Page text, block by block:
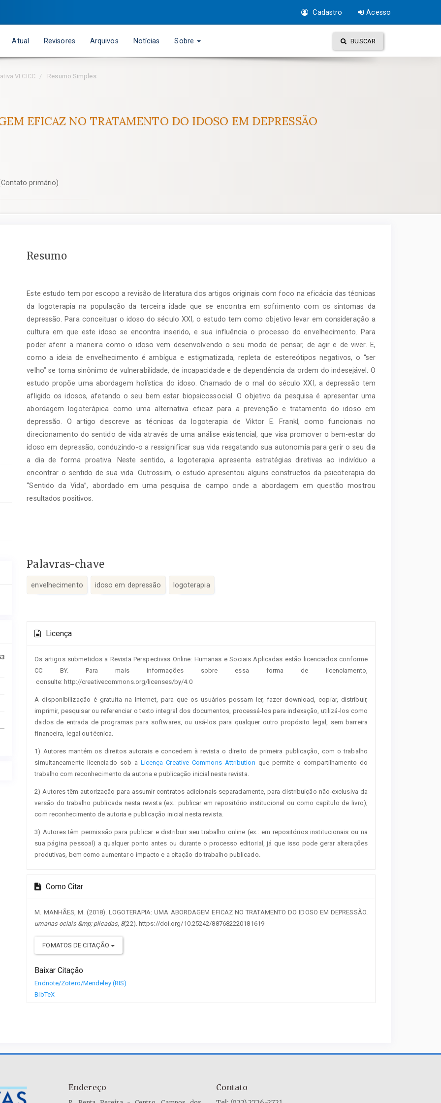
Cadastro Acesso
Atual Revisores Arquivos Notícias Sobre BUSCAR
VI CICC Resumo Simples
EFICAZ NO TRATAMENTO DO IDOSO EM DEPRESSÃO
primário)
Conteúdo
principal
Resumo
Este estudo tem por escopo a revisão de literatura dos artigos originais com foco na eficácia das técnicas
da logoterapia na população da terceira idade que se encontra em sofrimento com os sintomas da
depressão. Para conceituar o idoso do século XXI, o estudo tem como objetivo levar em consideração a
cultura em que este idoso se encontra inserido, e sua influência o processo do envelhecimento. Para
poder aferir a maneira como o idoso vem desenvolvendo o seu modo de pensar, de agir e de viver. E,
como a ideia de envelhecimento é ambígua e estigmatizada, repleta de estereótipos negativos, o “ser
velho” se torna sinônimo de vulnerabilidade, de incapacidade e de dependência da ordem do indesejável. O
estudo propõe uma abordagem holística do idoso. Chamado de o mal do século XXI, a depressão tem
afligido os idosos, afetando o seu bem estar biopsicossocial. O objetivo da pesquisa é apresentar uma
abordagem logoterápica como uma alternativa eficaz para a prevenção e tratamento do idoso em
depressão. O artigo descreve as técnicas da logoterapia de Viktor E. Frankl, como funcionais no
direcionamento do sentido de vida através de uma análise existencial, que visa promover o bem-estar do
idoso em depressão, conduzindo-o a ressignificar sua vida resgatando sua autonomia para gerir o seu dia
a dia de forma proativa. Neste sentido, a logoterapia apresenta estratégias diretivas ao indivíduo a
encontrar o sentido de sua vida. Outrossim, o estudo apresentou alguns constructos da psicoterapia do
“Sentido da Vida”, abordado em uma pesquisa de campo onde a abordagem em questão mostrou
resultados positivos.
Palavras-chave
envelhecimento idoso em depressão logoterapia
Detalhes
do
Licença
Os artigos submetidos a Revista Perspectivas Online: Humanas e Sociais Aplicadas estão licenciados conforme
CC BY. Para mais informações sobre essa forma de licenciamento,
consulte: http://creativecommons.org/licenses/by/4.0
A disponibilização é gratuita na Internet, para que os usuários possam ler, fazer download, copiar, distribuir,
imprimir, pesquisar ou referenciar o texto integral dos documentos, processá-los para indexação, utilizá-los como
dados de entrada de programas para softwares, ou usá-los para qualquer outro propósito legal, sem barreira
financeira, legal ou técnica.
1) Autores mantém os direitos autorais e concedem à revista o direito de primeira publicação, com o trabalho
simultaneamente licenciado sob a Licença Creative Commons Attribution que permite o compartilhamento do
trabalho com reconhecimento da autoria e publicação inicial nesta revista.
2) Autores têm autorização para assumir contratos adicionais separadamente, para distribuição não-exclusiva da
versão do trabalho publicada nesta revista (ex.: publicar em repositório institucional ou como capítulo de livro),
com reconhecimento de autoria e publicação inicial nesta revista.
3) Autores têm permissão para publicar e distribuir seu trabalho online (ex.: em repositórios institucionais ou na
sua página pessoal) a qualquer ponto antes ou durante o processo editorial, já que isso pode gerar alterações
produtivas, bem como aumentar o impacto e a citação do trabalho publicado.
Como Citar
M. MANHÃES, M. (2018). LOGOTERAPIA: UMA ABORDAGEM EFICAZ NO TRATAMENTO DO IDOSO EM DEPRESSÃO.
umanas ociais &mp; plicadas, 8(22). https://doi.org/10.25242/887682220181619
FOMATOS DE CITAÇÃO
Baixar Citação
Endnote/Zotero/Mendeley (RIS)
BibTeX
Endereço Contato